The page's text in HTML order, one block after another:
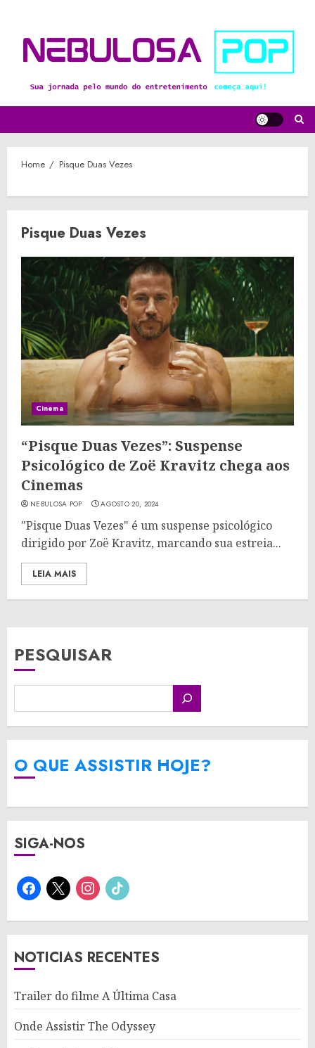
content
Home Pisque Duas Vezes
Pisque Duas Vezes
Cinema
“Pisque Duas Vezes”: Suspense
Psicológico de Zoë Kravitz chega aos
Cinemas
NEBULOSA POP AGOSTO 20, 2024
"Pisque Duas Vezes" é um suspense psicológico
dirigido por Zoë Kravitz, marcando sua estreia...
LEIA MAIS
PESQUISAR
O QUE ASSISTIR HOJE?
SIGA-NOS
facebook
x instagram
tiktok
NOTICIAS RECENTES
Trailer do filme A Última Casa
Onde Assistir The Odyssey